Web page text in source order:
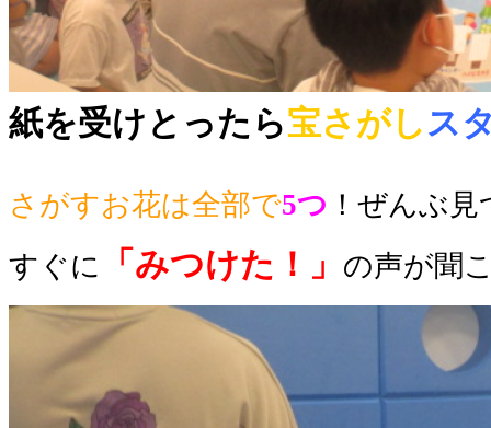
紙を受けとったら宝さがしス
さがすお花は全部で5つ ！ぜんぶ
すぐに
「みつけた！」 の声が聞